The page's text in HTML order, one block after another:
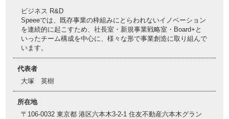
ビジネス R&D
Speeeでは、既存事業の枠組みにとらわれないイノベーション
を連続的に起こすため、社長室・新規事業戦略室・Board+と
いったチーム構成を中心に、様々な形で事業創造に取り組んで
います。
代表者
大塚 英樹
所在地
〒106-0032 東京都 港区六本木3-2-1 住友不動産六本木グラン